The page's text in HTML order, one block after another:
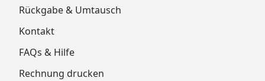
Rückgabe & Umtausch
Kontakt
FAQs & Hilfe
Rechnung drucken